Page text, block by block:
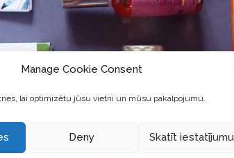
Manage Cookie Consent
lai optimizētu jūsu vietni un mūsu pakalpojumu.
Deny Skatīt